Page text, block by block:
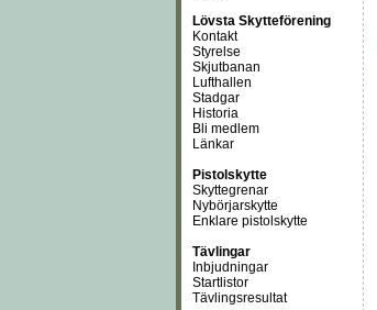
Lövsta Skytteförening
Kontakt
Styrelse
Skjutbanan
Lufthallen
Stadgar
Historia
Bli medlem
Länkar
Pistolskytte
Skyttegrenar
Nybörjarskytte
Enklare pistolskytte
Tävlingar
Inbjudningar
Startlistor
Tävlingsresultat